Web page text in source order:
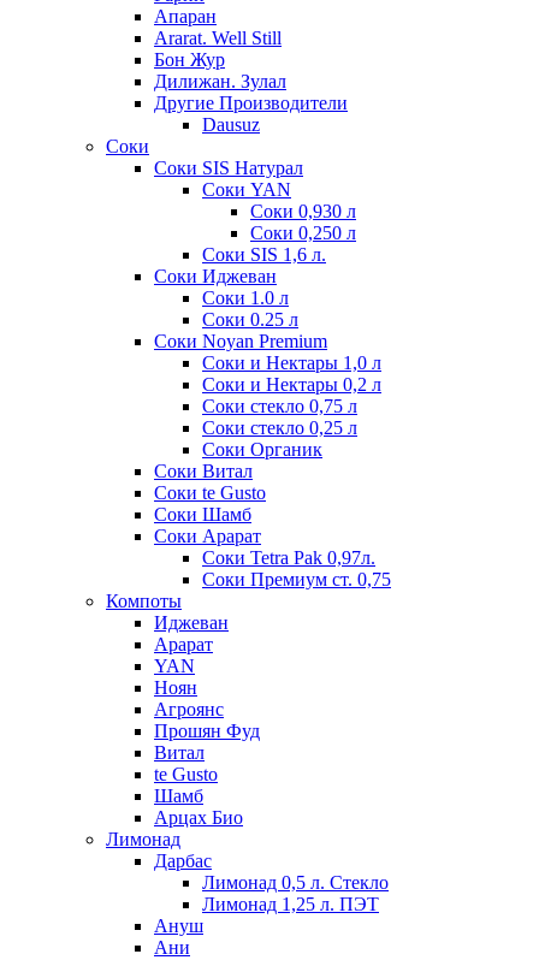
Апаран
Ararat. Well Still
Бон Жур
Дилижан. Зулал
Другие Производители
Dausuz
Соки
Соки SIS Натурал
Соки YAN
Соки 0,930 л
Соки 0,250 л
Соки SIS 1,6 л.
Соки Иджеван
Соки 1.0 л
Соки 0.25 л
Соки Noyan Premium
Соки и Нектары 1,0 л
Соки и Нектары 0,2 л
Соки стекло 0,75 л
Соки стекло 0,25 л
Соки Органик
Соки Витал
Соки te Gusto
Соки Шамб
Соки Арарат
Соки Tetra Pak 0,97л.
Соки Премиум ст. 0,75
Компоты
Иджеван
Арарат
YAN
Ноян
Агроянс
Прошян Фуд
Витал
te Gusto
Шамб
Арцах Био
Лимонад
Дарбас
Лимонад 0,5 л. Стекло
Лимонад 1,25 л. ПЭТ
Ануш
Ани